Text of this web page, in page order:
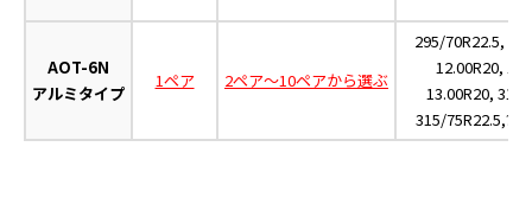
AOT-6N
アルミタイプ
1ペア 2ペア～10ペアから選ぶ
295/70R22.5,
12.00R20,
13.00R20,
315/